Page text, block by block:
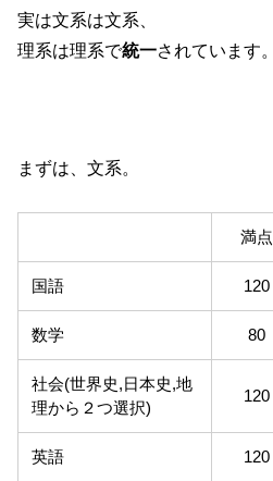
実は文系は文系、
理系は理系で統一されています。
まずは、文系。
満点
国語 120
数学 80
社会(世界史,日本史,地
理から２つ選択)
120
英語 120